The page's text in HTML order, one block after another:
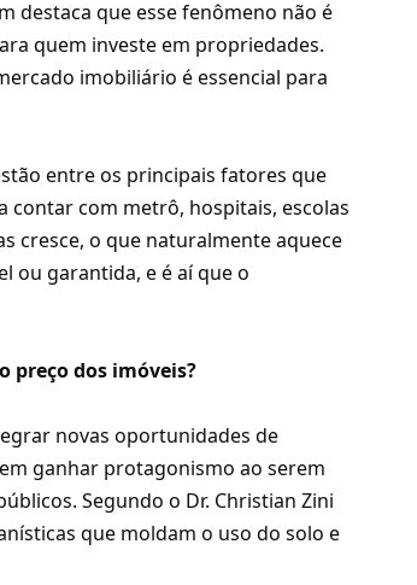
destaca que esse fenômeno não é
quem investe em propriedades.
imobiliário é essencial para
entre os principais fatores que
contar com metrô, hospitais, escolas
cresce, o que naturalmente aquece
ou garantida, e é aí que o
preço dos imóveis?
novas oportunidades de
ganhar protagonismo ao serem
Segundo o Dr. Christian Zini
que moldam o uso do solo e